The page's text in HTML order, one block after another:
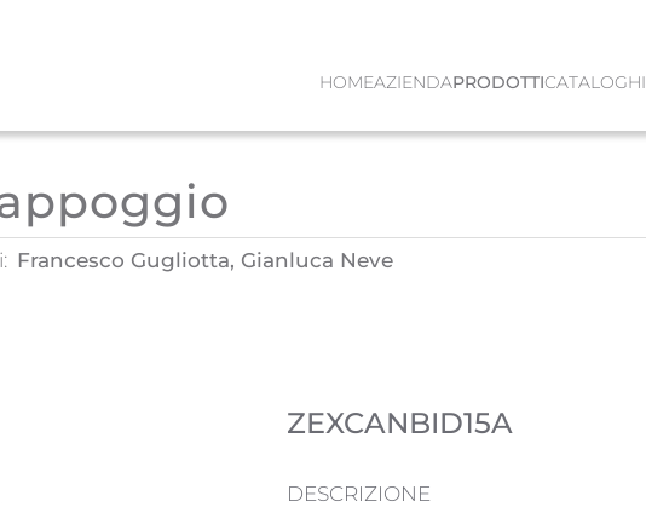
HOMEAZIENDAPRODOTTICATALOGHI
Francesco Gugliotta, Gianluca Neve
ZEXCANBID15A
DESCRIZIONE